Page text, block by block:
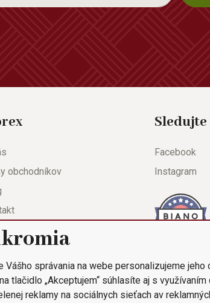
obchodníkov
súkromia
Sledujte
Facebook
Instagram
Vášho správania na webe personalizujeme jeho
tlačidlo „Akceptujem“ súhlasíte aj s
reklamy na sociálnych sieťach av